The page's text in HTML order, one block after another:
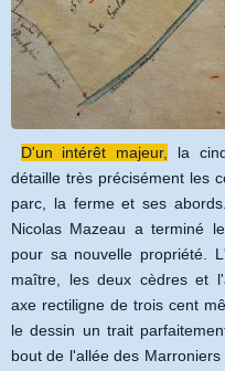
D'un intérêt majeur,
la
détaille très précisément les
parc, la ferme et ses
Nicolas Mazeau a terminé
pour sa nouvelle propriété.
maître, les deux cèdres et
axe rectiligne de trois cent
le dessin un trait
bout de l'allée des